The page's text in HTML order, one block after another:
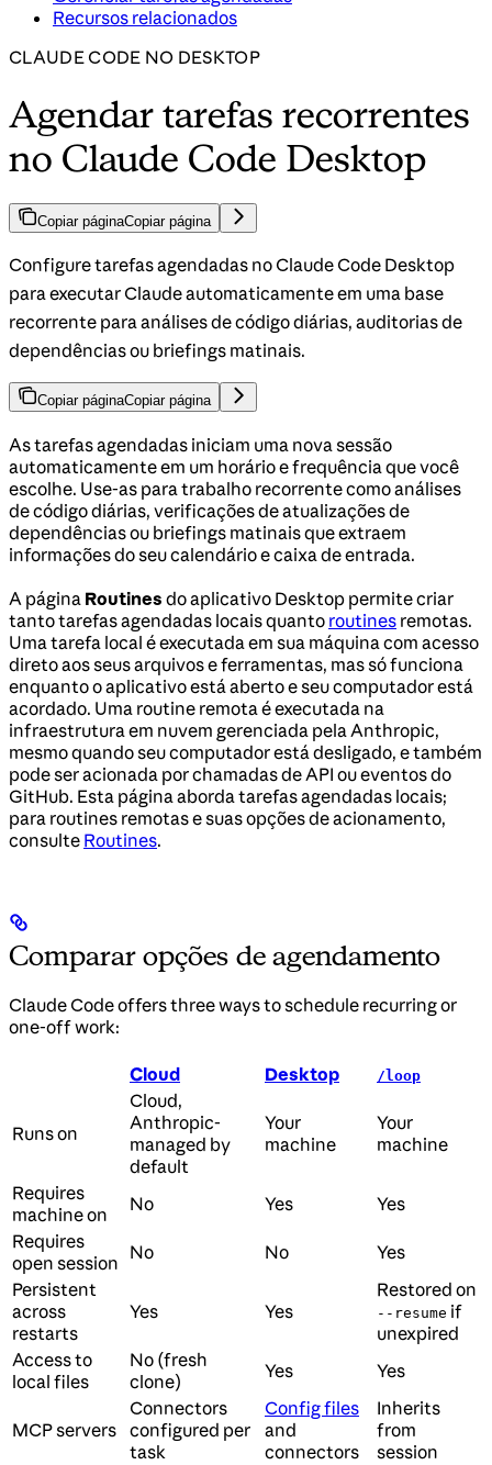
Recursos relacionados
CLAUDE CODE NO DESKTOP
Agendar tarefas recorrentes
no Claude Code Desktop
Copiar páginaCopiar página
Configure tarefas agendadas no Claude Code Desktop
para executar Claude automaticamente em uma base
recorrente para análises de código diárias, auditorias de
dependências ou briefings matinais.
Copiar páginaCopiar página
As tarefas agendadas iniciam uma nova sessão
automaticamente em um horário e frequência que você
escolhe. Use-as para trabalho recorrente como análises
de código diárias, verificações de atualizações de
dependências ou briefings matinais que extraem
informações do seu calendário e caixa de entrada.
A página Routines do aplicativo Desktop permite criar
tanto tarefas agendadas locais quanto routines remotas.
Uma tarefa local é executada em sua máquina com acesso
direto aos seus arquivos e ferramentas, mas só funciona
enquanto o aplicativo está aberto e seu computador está
acordado. Uma routine remota é executada na
infraestrutura em nuvem gerenciada pela Anthropic,
mesmo quando seu computador está desligado, e também
pode ser acionada por chamadas de API ou eventos do
GitHub. Esta página aborda tarefas agendadas locais;
para routines remotas e suas opções de acionamento,
consulte Routines.
Comparar opções de agendamento
Claude Code offers three ways to schedule recurring or
one-off work:
Cloud Desktop /loop
Runs on
Cloud,
Anthropic-
managed by
default
Your
machine
Your
machine
Requires
machine on
No Yes
Yes
Requires
open session No No
Yes
Persistent
across
restarts
Yes Yes
Restored on
--resume if
unexpired
Access to
local files
No (fresh
clone)
Yes Yes
MCP servers
Connectors
configured per
task
Config files
and
connectors
Inherits
from
session